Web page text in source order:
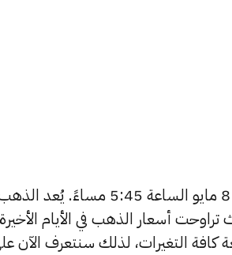
يبحث الكثيرون عن سعر الذهب اليوم في مصر بتاريخ الجمعة 8 مايو الساعة
أسعار الذهب في الأيام الأخيرة
كافة التغيرات، لذلك سنتعرف الآن